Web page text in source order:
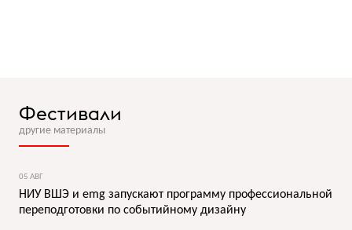
Фестивали
другие материалы
05 АВГ
НИУ ВШЭ и emg запускают программу профессиональной
переподготовки по событийному дизайну